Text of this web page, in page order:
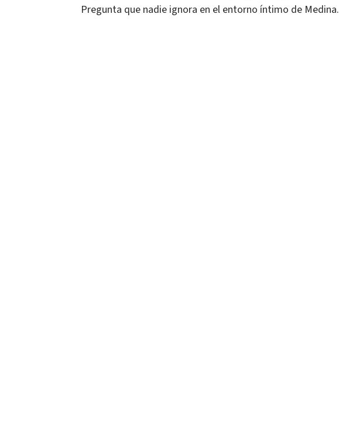
Pregunta que nadie ignora en el entorno íntimo de Medina.